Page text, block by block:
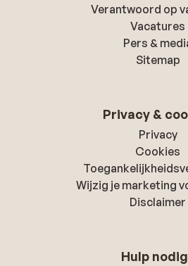
Verantwoord op
Vacatures
Pers &
Sitemap
Privacy &
Privacy
Cookies
Wijzig je marketing
Disclaimer
Hulp